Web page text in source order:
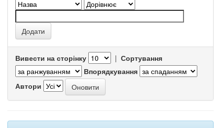
Вивести на сторінку | Сортування
Впорядкування
Автори